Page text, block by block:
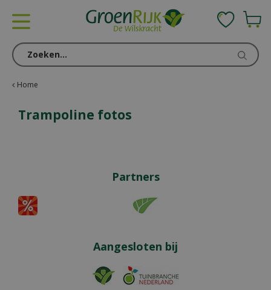
Home
Trampoline fotos
Partners
Aangesloten bij